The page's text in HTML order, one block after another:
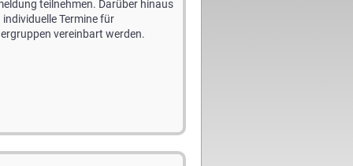
teilnehmen. Darüber hinaus
individuelle Termine für
vereinbart werden.